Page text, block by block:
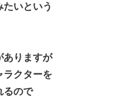
いという
ありますが
ラクターを
るので